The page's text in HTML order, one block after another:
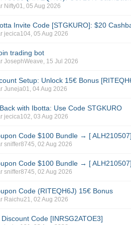
Nifty01,05 Aug 2026
Invite Code [STGKURO]: $20
jecica104,05 Aug 2026
trading bot
JosephWeave, 15 Jul 2026
Setup: Unlock 15€ Bonus
Juneja01,04 Aug 2026
with Ibotta: Use Code STGKURO
jecica102,03 Aug 2026
Code $100 Bundle → [ ALH210507]
sniffer8745,02 Aug 2026
Code $100 Bundle → [ ALH210507]
sniffer8745,02 Aug 2026
Code (RITEQH6J) 15€ Bonus
Raichu21,02 Aug 2026
Code [INRSG2ATOE3]